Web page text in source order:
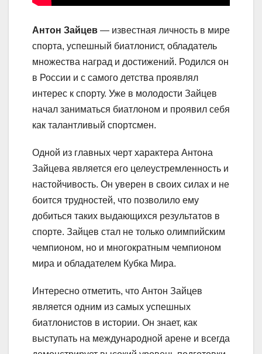
Антон Зайцев — известная личность в мире
спорта, успешный биатлонист, обладатель
множества наград и достижений. Родился он
в России и с самого детства проявлял
интерес к спорту. Уже в молодости Зайцев
начал заниматься биатлоном и проявил себя
как талантливый спортсмен.
Одной из главных черт характера Антона
Зайцева является его целеустремленность и
настойчивость. Он уверен в своих силах и не
боится трудностей, что позволило ему
добиться таких выдающихся результатов в
спорте. Зайцев стал не только олимпийским
чемпионом, но и многократным чемпионом
мира и обладателем Кубка Мира.
Интересно отметить, что Антон Зайцев
является одним из самых успешных
биатлонистов в истории. Он знает, как
выступать на международной арене и всегда